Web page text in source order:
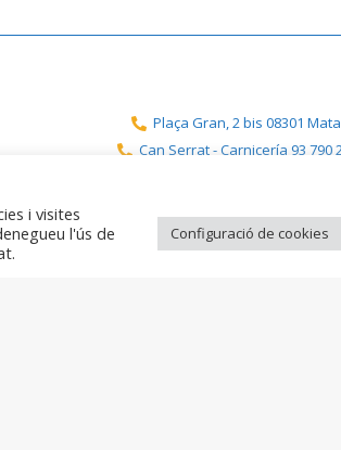
Plaça Gran, 2 bis 08301
Can Serrat - Carnicería 93 790
Can Serrat - Premià 717 19 08
i visites
l'ús de
Configuració de cookies